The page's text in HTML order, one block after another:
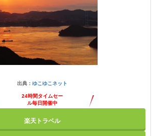
出典： ゆこゆこネット
24時間タイムセー
ル毎日開催中
楽天トラベル